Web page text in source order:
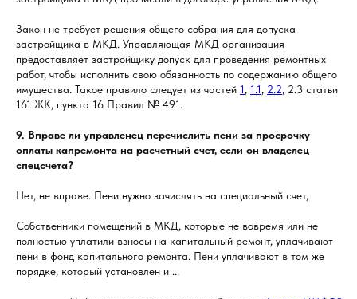
Закон не требует решения общего собрания для допуска
застройщика в МКД. Управляющая МКД организация
предоставляет застройщику допуск для проведения ремонтных
работ, чтобы исполнить свою обязанность по содержанию общего
имущества. Такое правило следует из частей 1, 1.1, 2.2, 2.3 статьи
161 ЖК, пункта 16 Правил № 491.
9. Вправе ли управленец перечислить пени за просрочку
оплаты капремонта на расчетный счет, если он владелец
спецсчета?
Нет, не вправе. Пени нужно зачислять на специальный счет,
Собственники помещений в МКД, которые не вовремя или не
полностью уплатили взносы на капитальный ремонт, уплачивают
пени в фонд капитального ремонта. Пени уплачивают в том же
порядке, который установлен и ...